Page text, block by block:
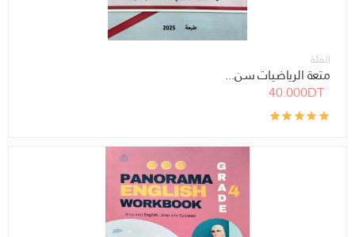
الفئة
متعة الرياضيات سن...
40.000DT